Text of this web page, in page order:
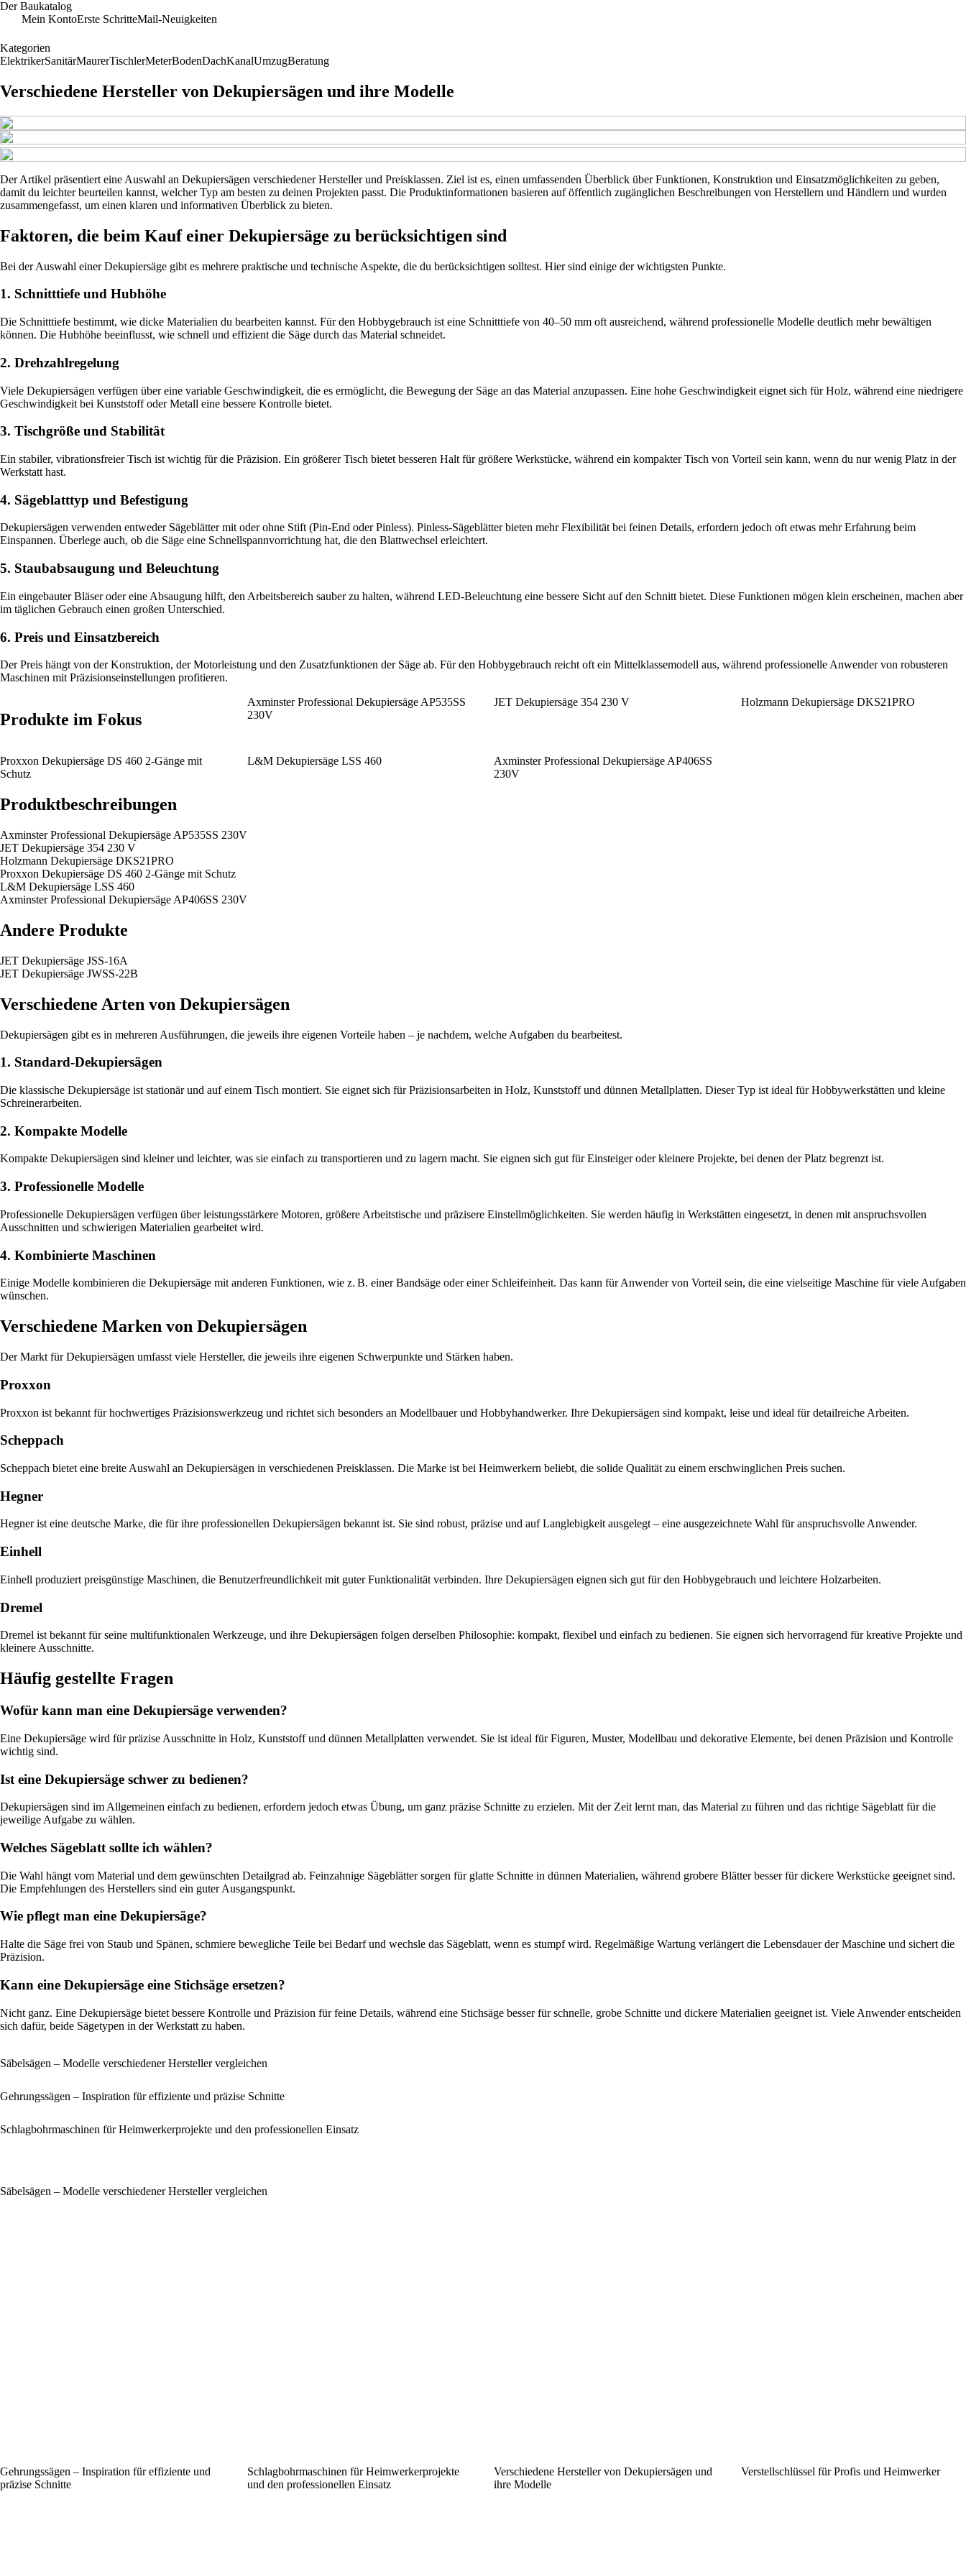
Der Baukatalog
Mein KontoErste SchritteMail-Neuigkeiten
Kategorien
ElektrikerSanitärMaurerTischlerMeterBodenDachKanalUmzugBeratung
Verschiedene Hersteller von Dekupiersägen und ihre Modelle
Der Artikel präsentiert eine Auswahl an Dekupiersägen verschiedener Hersteller und Preisklassen. Ziel ist es, einen umfassenden Überblick über Funktionen, Konstruktion und Einsatzmöglichkeiten zu geben,
damit du leichter beurteilen kannst, welcher Typ am besten zu deinen Projekten passt. Die Produktinformationen basieren auf öffentlich zugänglichen Beschreibungen von Herstellern und Händlern und wurden
zusammengefasst, um einen klaren und informativen Überblick zu bieten.
Faktoren, die beim Kauf einer Dekupiersäge zu berücksichtigen sind
Bei der Auswahl einer Dekupiersäge gibt es mehrere praktische und technische Aspekte, die du berücksichtigen solltest. Hier sind einige der wichtigsten Punkte.
1. Schnitttiefe und Hubhöhe
Die Schnitttiefe bestimmt, wie dicke Materialien du bearbeiten kannst. Für den Hobbygebrauch ist eine Schnitttiefe von 40–50 mm oft ausreichend, während professionelle Modelle deutlich mehr bewältigen
können. Die Hubhöhe beeinflusst, wie schnell und effizient die Säge durch das Material schneidet.
2. Drehzahlregelung
Viele Dekupiersägen verfügen über eine variable Geschwindigkeit, die es ermöglicht, die Bewegung der Säge an das Material anzupassen. Eine hohe Geschwindigkeit eignet sich für Holz, während eine niedrigere
Geschwindigkeit bei Kunststoff oder Metall eine bessere Kontrolle bietet.
3. Tischgröße und Stabilität
Ein stabiler, vibrationsfreier Tisch ist wichtig für die Präzision. Ein größerer Tisch bietet besseren Halt für größere Werkstücke, während ein kompakter Tisch von Vorteil sein kann, wenn du nur wenig Platz in der
Werkstatt hast.
4. Sägeblatttyp und Befestigung
Dekupiersägen verwenden entweder Sägeblätter mit oder ohne Stift (Pin-End oder Pinless). Pinless-Sägeblätter bieten mehr Flexibilität bei feinen Details, erfordern jedoch oft etwas mehr Erfahrung beim
Einspannen. Überlege auch, ob die Säge eine Schnellspannvorrichtung hat, die den Blattwechsel erleichtert.
5. Staubabsaugung und Beleuchtung
Ein eingebauter Bläser oder eine Absaugung hilft, den Arbeitsbereich sauber zu halten, während LED-Beleuchtung eine bessere Sicht auf den Schnitt bietet. Diese Funktionen mögen klein erscheinen, machen aber
im täglichen Gebrauch einen großen Unterschied.
6. Preis und Einsatzbereich
Der Preis hängt von der Konstruktion, der Motorleistung und den Zusatzfunktionen der Säge ab. Für den Hobbygebrauch reicht oft ein Mittelklassemodell aus, während professionelle Anwender von robusteren
Maschinen mit Präzisionseinstellungen profitieren.
Produkte im Fokus
Axminster Professional Dekupiersäge AP535SS
230V
JET Dekupiersäge 354 230 V Holzmann Dekupiersäge DKS21PRO
Proxxon Dekupiersäge DS 460 2-Gänge mit
Schutz
L&M Dekupiersäge LSS 460
Axminster Professional Dekupiersäge AP406SS
230V
Produktbeschreibungen
Axminster Professional Dekupiersäge AP535SS 230V
JET Dekupiersäge 354 230 V
Holzmann Dekupiersäge DKS21PRO
Proxxon Dekupiersäge DS 460 2-Gänge mit Schutz
L&M Dekupiersäge LSS 460
Axminster Professional Dekupiersäge AP406SS 230V
Andere Produkte
JET Dekupiersäge JSS-16A
JET Dekupiersäge JWSS-22B
Verschiedene Arten von Dekupiersägen
Dekupiersägen gibt es in mehreren Ausführungen, die jeweils ihre eigenen Vorteile haben – je nachdem, welche Aufgaben du bearbeitest.
1. Standard-Dekupiersägen
Die klassische Dekupiersäge ist stationär und auf einem Tisch montiert. Sie eignet sich für Präzisionsarbeiten in Holz, Kunststoff und dünnen Metallplatten. Dieser Typ ist ideal für Hobbywerkstätten und kleine
Schreinerarbeiten.
2. Kompakte Modelle
Kompakte Dekupiersägen sind kleiner und leichter, was sie einfach zu transportieren und zu lagern macht. Sie eignen sich gut für Einsteiger oder kleinere Projekte, bei denen der Platz begrenzt ist.
3. Professionelle Modelle
Professionelle Dekupiersägen verfügen über leistungsstärkere Motoren, größere Arbeitstische und präzisere Einstellmöglichkeiten. Sie werden häufig in Werkstätten eingesetzt, in denen mit anspruchsvollen
Ausschnitten und schwierigen Materialien gearbeitet wird.
4. Kombinierte Maschinen
Einige Modelle kombinieren die Dekupiersäge mit anderen Funktionen, wie z. B. einer Bandsäge oder einer Schleifeinheit. Das kann für Anwender von Vorteil sein, die eine vielseitige Maschine für viele Aufgaben
wünschen.
Verschiedene Marken von Dekupiersägen
Der Markt für Dekupiersägen umfasst viele Hersteller, die jeweils ihre eigenen Schwerpunkte und Stärken haben.
Proxxon
Proxxon ist bekannt für hochwertiges Präzisionswerkzeug und richtet sich besonders an Modellbauer und Hobbyhandwerker. Ihre Dekupiersägen sind kompakt, leise und ideal für detailreiche Arbeiten.
Scheppach
Scheppach bietet eine breite Auswahl an Dekupiersägen in verschiedenen Preisklassen. Die Marke ist bei Heimwerkern beliebt, die solide Qualität zu einem erschwinglichen Preis suchen.
Hegner
Hegner ist eine deutsche Marke, die für ihre professionellen Dekupiersägen bekannt ist. Sie sind robust, präzise und auf Langlebigkeit ausgelegt – eine ausgezeichnete Wahl für anspruchsvolle Anwender.
Einhell
Einhell produziert preisgünstige Maschinen, die Benutzerfreundlichkeit mit guter Funktionalität verbinden. Ihre Dekupiersägen eignen sich gut für den Hobbygebrauch und leichtere Holzarbeiten.
Dremel
Dremel ist bekannt für seine multifunktionalen Werkzeuge, und ihre Dekupiersägen folgen derselben Philosophie: kompakt, flexibel und einfach zu bedienen. Sie eignen sich hervorragend für kreative Projekte und
kleinere Ausschnitte.
Häufig gestellte Fragen
Wofür kann man eine Dekupiersäge verwenden?
Eine Dekupiersäge wird für präzise Ausschnitte in Holz, Kunststoff und dünnen Metallplatten verwendet. Sie ist ideal für Figuren, Muster, Modellbau und dekorative Elemente, bei denen Präzision und Kontrolle
wichtig sind.
Ist eine Dekupiersäge schwer zu bedienen?
Dekupiersägen sind im Allgemeinen einfach zu bedienen, erfordern jedoch etwas Übung, um ganz präzise Schnitte zu erzielen. Mit der Zeit lernt man, das Material zu führen und das richtige Sägeblatt für die
jeweilige Aufgabe zu wählen.
Welches Sägeblatt sollte ich wählen?
Die Wahl hängt vom Material und dem gewünschten Detailgrad ab. Feinzahnige Sägeblätter sorgen für glatte Schnitte in dünnen Materialien, während grobere Blätter besser für dickere Werkstücke geeignet sind.
Die Empfehlungen des Herstellers sind ein guter Ausgangspunkt.
Wie pflegt man eine Dekupiersäge?
Halte die Säge frei von Staub und Spänen, schmiere bewegliche Teile bei Bedarf und wechsle das Sägeblatt, wenn es stumpf wird. Regelmäßige Wartung verlängert die Lebensdauer der Maschine und sichert die
Präzision.
Kann eine Dekupiersäge eine Stichsäge ersetzen?
Nicht ganz. Eine Dekupiersäge bietet bessere Kontrolle und Präzision für feine Details, während eine Stichsäge besser für schnelle, grobe Schnitte und dickere Materialien geeignet ist. Viele Anwender entscheiden
sich dafür, beide Sägetypen in der Werkstatt zu haben.
Säbelsägen – Modelle verschiedener Hersteller vergleichen
Gehrungssägen – Inspiration für effiziente und präzise Schnitte
Schlagbohrmaschinen für Heimwerkerprojekte und den professionellen Einsatz
Säbelsägen – Modelle verschiedener Hersteller vergleichen
Gehrungssägen – Inspiration für effiziente und
präzise Schnitte
Schlagbohrmaschinen für Heimwerkerprojekte
und den professionellen Einsatz
Verschiedene Hersteller von Dekupiersägen und
ihre Modelle
Verstellschlüssel für Profis und Heimwerker